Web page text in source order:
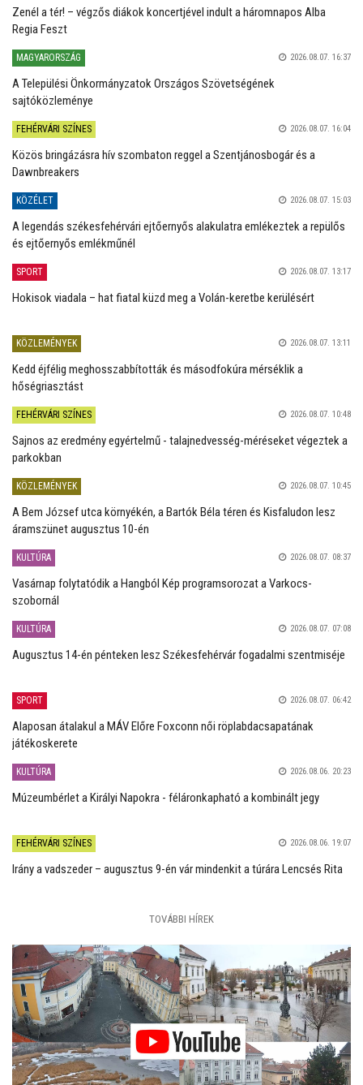
Zenél a tér! – végzős diákok koncertjével indult a háromnapos Alba
Regia Feszt
MAGYARORSZÁG 2026.08.07. 16:37
A Települési Önkormányzatok Országos Szövetségének
sajtóközleménye
FEHÉRVÁRI SZÍNES 2026.08.07. 16:04
Közös bringázásra hív szombaton reggel a Szentjánosbogár és a
Dawnbreakers
KÖZÉLET 2026.08.07. 15:03
A legendás székesfehérvári ejtőernyős alakulatra emlékeztek a repülős
és ejtőernyős emlékműnél
SPORT 2026.08.07. 13:17
Hokisok viadala – hat fiatal küzd meg a Volán-keretbe kerülésért
KÖZLEMÉNYEK 2026.08.07. 13:11
Kedd éjfélig meghosszabbították és másodfokúra mérséklik a
hőségriasztást
FEHÉRVÁRI SZÍNES 2026.08.07. 10:48
Sajnos az eredmény egyértelmű - talajnedvesség-méréseket végeztek a
parkokban
KÖZLEMÉNYEK 2026.08.07. 10:45
A Bem József utca környékén, a Bartók Béla téren és Kisfaludon lesz
áramszünet augusztus 10-én
KULTÚRA 2026.08.07. 08:37
Vasárnap folytatódik a Hangból Kép programsorozat a Varkocs-
szobornál
KULTÚRA 2026.08.07. 07:08
Augusztus 14-én pénteken lesz Székesfehérvár fogadalmi szentmiséje
SPORT 2026.08.07. 06:42
Alaposan átalakul a MÁV Előre Foxconn női röplabdacsapatának
játékoskerete
KULTÚRA 2026.08.06. 20:23
Múzeumbérlet a Királyi Napokra - féláronkapható a kombinált jegy
FEHÉRVÁRI SZÍNES 2026.08.06. 19:07
Irány a vadszeder – augusztus 9-én vár mindenkit a túrára Lencsés Rita
TOVÁBBI HÍREK